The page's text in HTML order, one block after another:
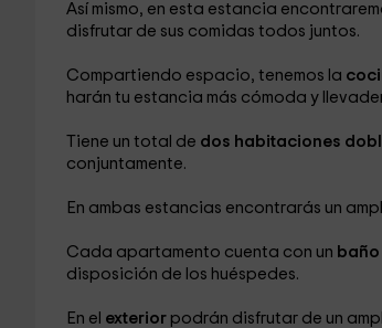
Así mismo, en esta estancia
disfrutar de sus comidas todos juntos.
Compartiendo espacio, tenemos la
harán tu estancia más cómoda y
Tiene un total de dos habitaciones
conjuntamente.
En ambas estancias encontrarás un
Cada apartamento cuenta con un
disposición de los huéspedes.
En el exteriorpodrán disfrutar de un